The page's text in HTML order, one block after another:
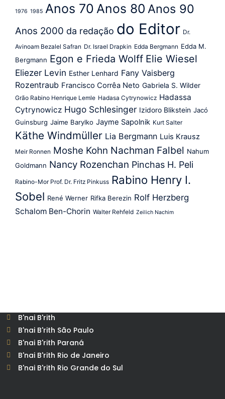
1976 1985 Anos 70 Anos 80 Anos 90
Anos 2000 da redação do Editor Dr.
Avinoam Bezalel Safran Dr. Israel Drapkin Edda Bergmann Edda M.
Bergmann Egon e Frieda Wolff Elie Wiesel
Eliezer Levin Esther Lenhard Fany Vaisberg
Rozentraub Francisco Corrêa Neto Gabriela S. Wilder
Grão Rabino Henrique Lemle Hadasa Cytrynowicz Hadassa
Cytrynowicz Hugo Schlesinger Izidoro Blikstein Jacó
Guinsburg Jaime Barylko Jayme Sapolnik Kurt Salter
Käthe Windmüller Lia Bergmann Luis Krausz
Meir Ronnen Moshe Kohn Nachman Falbel Nahum
Goldmann Nancy Rozenchan Pinchas H. Peli
Rabino-Mor Prof. Dr. Fritz Pinkuss Rabino Henry I.
Sobel René Werner Rifka Berezin Rolf Herzberg
Schalom Ben-Chorin Walter Rehfeld Zeilich Nachim
B'nai B'rith
B'nai B'rith São Paulo
B'nai B'rith Paraná
B'nai B'rith Rio de Janeiro
B'nai B'rith Rio Grande do Sul